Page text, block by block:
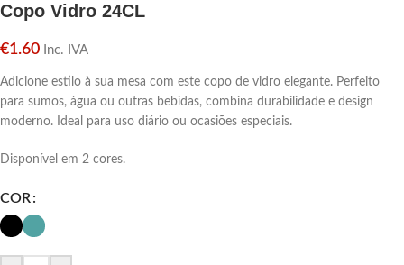
Copo Vidro 24CL
€1.60 Inc. IVA
Adicione estilo à sua mesa com este copo de vidro elegante. Perfeito
para sumos, água ou outras bebidas, combina durabilidade e design
moderno. Ideal para uso diário ou ocasiões especiais.
Disponível em 2 cores.
COR